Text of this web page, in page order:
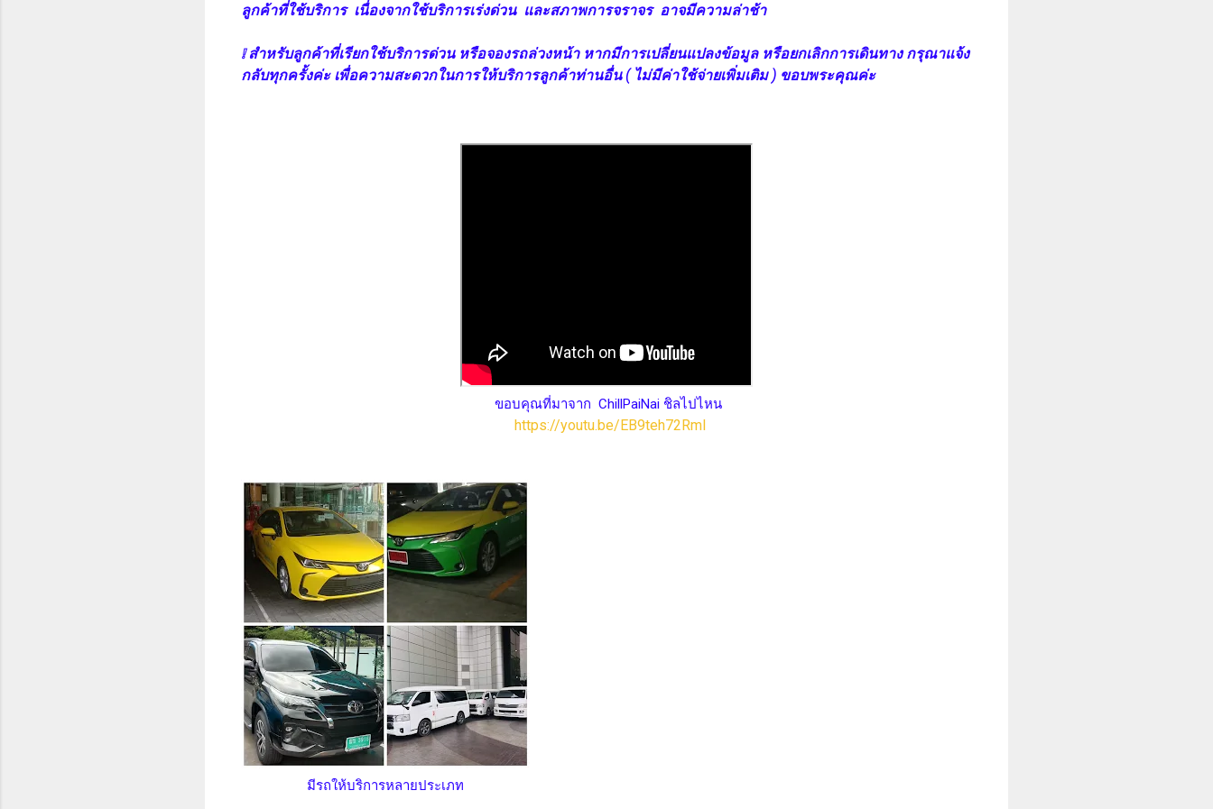
ลูกค้าที่ใช้บริการ เนื่องจากใช้บริการเร่งด่วน และสภาพการจราจร อาจมีความล่าช้า
❕ สำหรับลูกค้าที่เรียกใช้บริการด่วน หรือจองรถล่วงหน้า หากมีการเปลี่ยนแปลงข้อมูล หรือยกเลิกการเดินทาง กรุณาแจ้ง
กลับทุกครั้งค่ะ เพื่อความสะดวกในการให้บริการลูกค้าท่านอื่น ( ไม่มีค่าใช้จ่ายเพิ่มเติม ) ขอบพระคุณค่ะ
ขอบคุณที่มาจาก ChillPaiNai ชิลไปไหน
https://youtu.be/EB9teh72RmI
มีรถให้บริการหลายประเภท